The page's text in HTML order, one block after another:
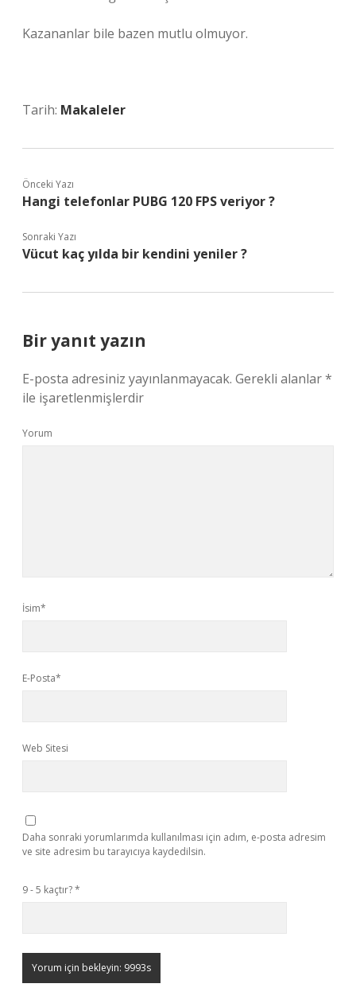
Kazananlar bile bazen mutlu olmuyor.
Tarih: Makaleler
Önceki Yazı
Hangi telefonlar PUBG 120 FPS veriyor ?
Sonraki Yazı
Vücut kaç yılda bir kendini yeniler ?
Bir yanıt yazın
E-posta adresiniz yayınlanmayacak. Gerekli alanlar*
ile işaretlenmişlerdir
Yorum
İsim*
E-Posta*
Web Sitesi
Daha sonraki yorumlarımda kullanılması için adım, e-posta adresim
ve site adresim bu tarayıcıya kaydedilsin.
9 - 5 kaçtır?*